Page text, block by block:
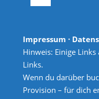
Impressum ·
Hinweis: Einige
Links.
Wenn du darüber
Provision – für dich